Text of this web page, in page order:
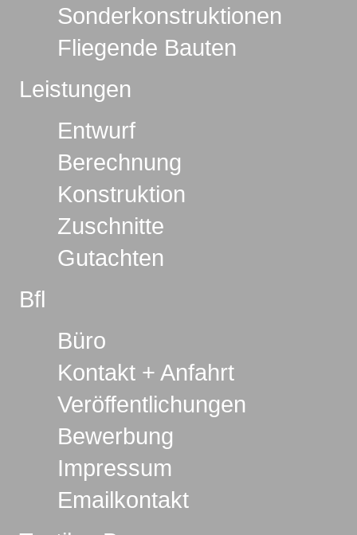
Sonderkonstruktionen
Fliegende Bauten
Leistungen
Entwurf
Berechnung
Konstruktion
Zuschnitte
Gutachten
Bfl
Büro
Kontakt + Anfahrt
Veröffentlichungen
Bewerbung
Impressum
Emailkontakt